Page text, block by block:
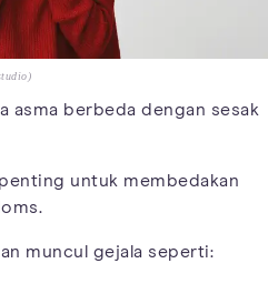
asma berbeda dengan sesak
untuk membedakan
muncul gejala seperti: